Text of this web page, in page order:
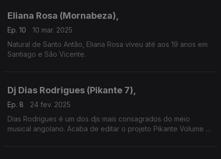
Eliana Rosa (Mornabeza),
Ep. 10
10 mar. 2025
Natural de Santo Antão, Eliana Rosa viveu até aos 19 anos em
Santiago e São Vicente.
Dj Dias Rodrigues (Pikante 7),
Ep. 8
24 fev. 2025
Dias Rodrigues é um dos djs mais consagrados do meio
musical angolano. Acaba de editar o projeto Pikante Volume 7,